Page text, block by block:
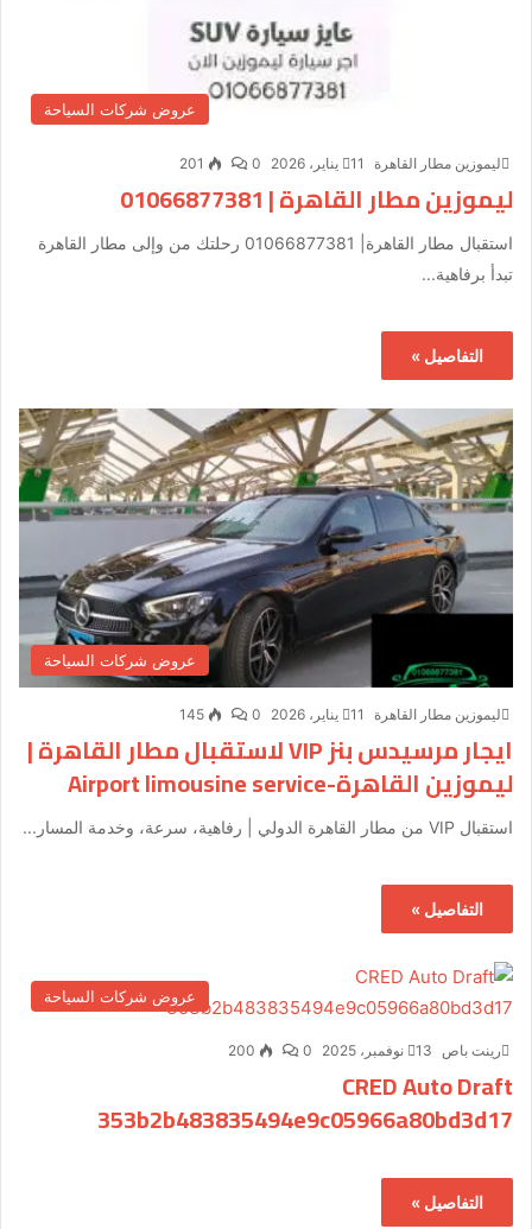
عروض شركات السياحة
ليموزين مطار القاهرة 11 يناير، 2026 0
201
ليموزين مطار القاهرة | 01066877381
استقبال مطار القاهرة| 01066877381 رحلتك من وإلى مطار القاهرة
تبدأ برفاهية...
التفاصيل »
عروض شركات السياحة
ليموزين مطار القاهرة 11 يناير، 2026 0
145
ايجار مرسيدس بنز VIP لاستقبال مطار القاهرة |
ليموزين القاهرة-Airport limousine service
استقبال VIP من مطار القاهرة الدولي | رفاهية، سرعة، وخدمة المسار...
التفاصيل »
عروض شركات السياحة
رينت باص 13 نوفمبر، 2025 0
200
CRED Auto Draft
353b2b483835494e9c05966a80bd3d17
التفاصيل »